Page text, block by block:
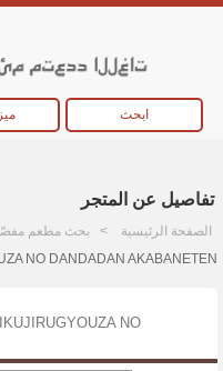
ابحث
تفاصيل عن المتجر
الصفحة الرئيسية بحث مطعم
NO DANDADAN AKABANETEN
NO